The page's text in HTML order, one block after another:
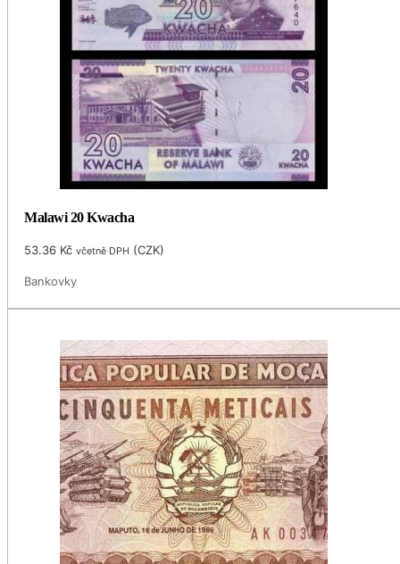
Malawi 20 Kwacha
53.36 Kč včetně DPH (CZK)
Bankovky